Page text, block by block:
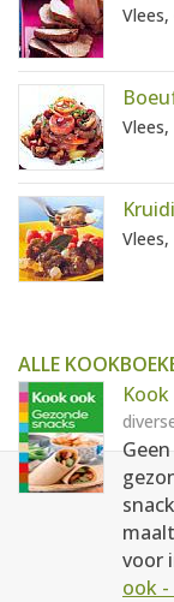
ALLE
voor
ook -